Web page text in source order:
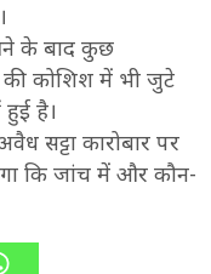
के बाद कुछ
की कोशिश में भी जुटे
है।
सट्टा कारोबार पर
कि जांच में और कौन-